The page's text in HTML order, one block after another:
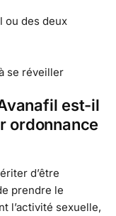
ou des deux
se réveiller
est-il
ordonnance
d’être
prendre le
l’activité sexuelle,